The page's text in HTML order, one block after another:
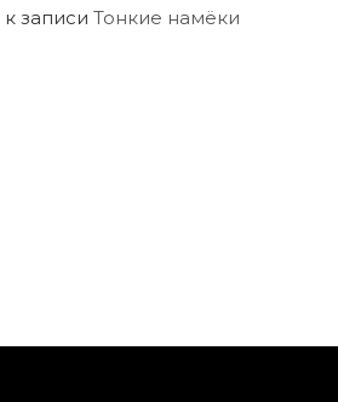
к записи Тонкие намёки